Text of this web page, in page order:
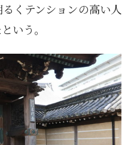
くテンションの高い人
いう。